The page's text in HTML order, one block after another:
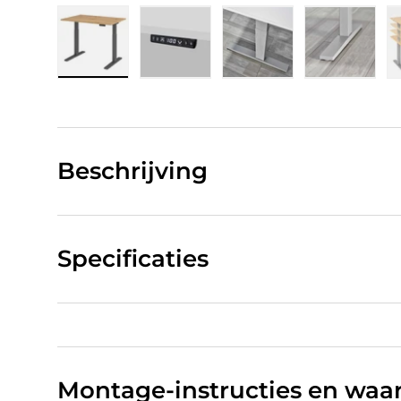
Beschrijving
Specificaties
Montage-instructies en